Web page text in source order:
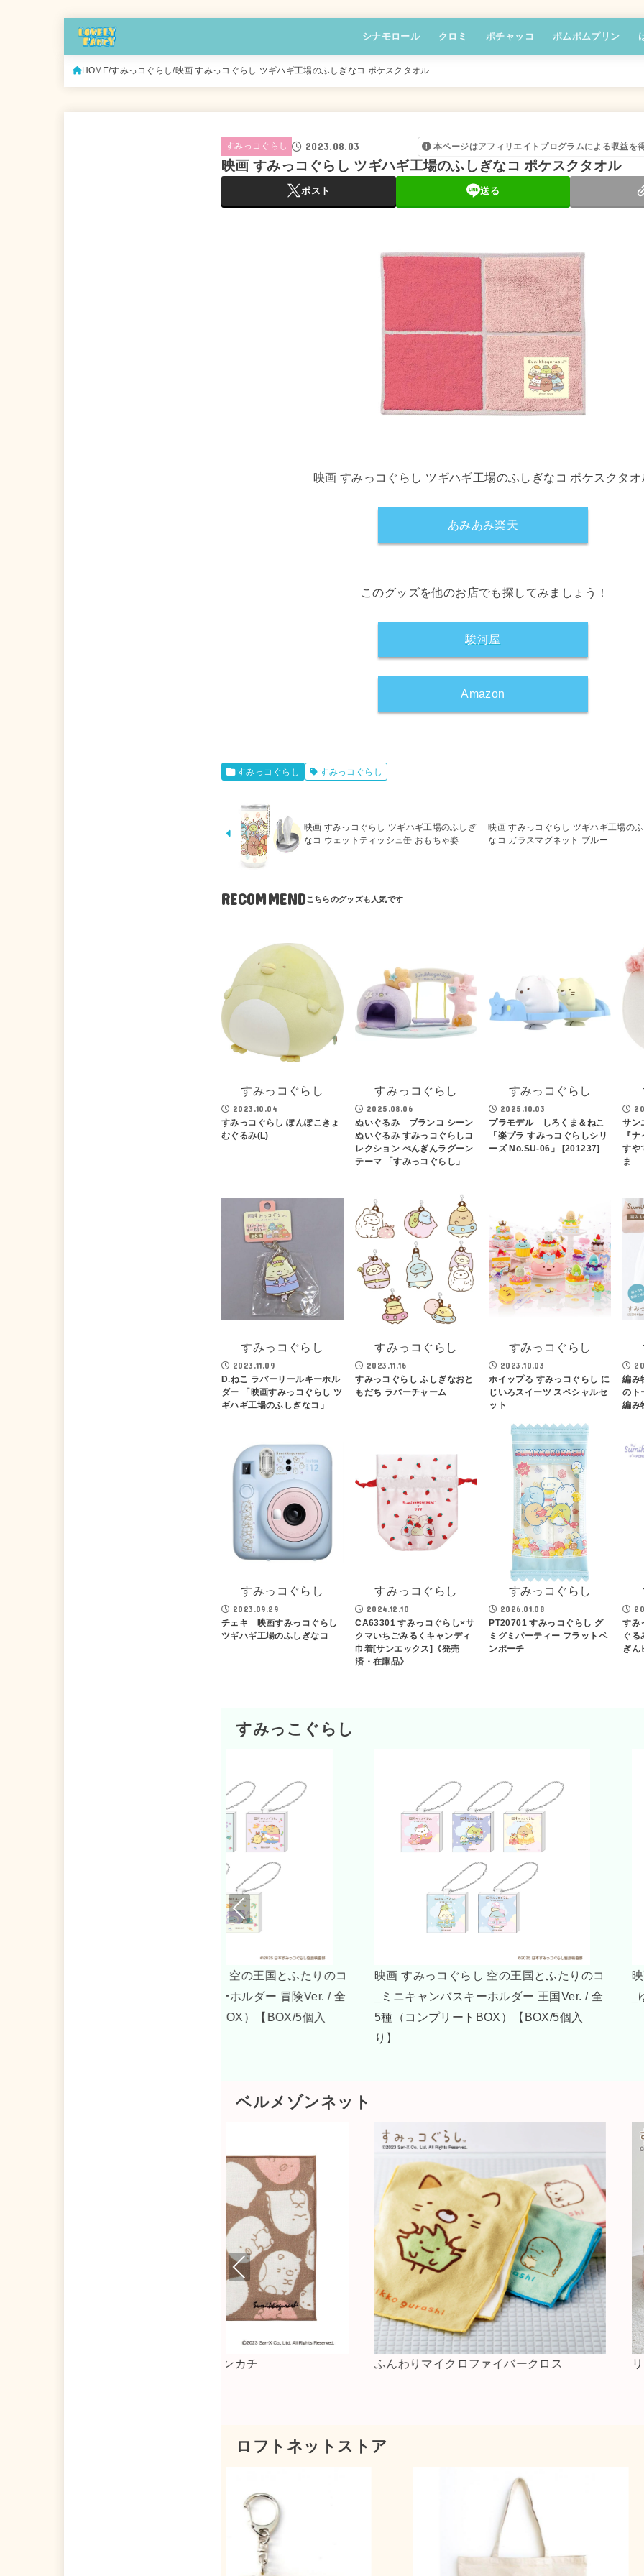
シナモロール クロミ ポチャッコ ポムポムプリン
HOME すみっコぐらし 映画 すみっコぐらし ツギハギ工場のふしぎなコ ポケスクタオル
すみっコぐらし 2023.08.03 本ページはアフィリエイトプログラムによる収益を
映画 すみっコぐらし ツギハギ工場のふしぎなコ ポケスクタオル
ポスト 送る
映画 すみっコぐらし ツギハギ工場のふしぎなコ ポケスクタオ
あみあみ楽天
このグッズを他のお店でも探してみましょう！
駿河屋
Amazon
すみっコぐらし すみっコぐらし
映画 すみっコぐらし ツギハギ工場のふしぎ
なコ ウェットティッシュ缶 おもちゃ姿
映画 すみっコぐらし ツギハギ工場の
なコ ガラスマグネット ブルー
RECOMMEND
すみっコぐらし
2023.10.04
すみっコぐらし ぽんぽこきょ
むぐるみ(L)
すみっコぐらし
2025.08.06
ぬいぐるみ ブランコ シーン
ぬいぐるみ すみっコぐらしコ
レクション ぺんぎんラグーン
テーマ 「すみっコぐらし」
すみっコぐらし
2025.10.03
プラモデル しろくま＆ねこ
「楽プラ すみっコぐらしシリ
ーズ No.SU-06」 [201237]
サン
『
すや
ま
すみっコぐらし
2023.11.09
D.ねこ ラバーリールキーホル
ダー 「映画すみっコぐらし ツ
ギハギ工場のふしぎなコ」
すみっコぐらし
2023.11.16
すみっコぐらし ふしぎなおと
もだち ラバーチャーム
すみっコぐらし
2023.10.03
ホイップる すみっコぐらし に
じいろスイーツ スペシャルセ
ット
編み
のト
編み
すみっコぐらし
2023.09.29
チェキ 映画すみっコぐらし
ツギハギ工場のふしぎなコ
すみっコぐらし
2024.12.10
CA63301 すみっコぐらし×サ
クマいちごみるくキャンディ
巾着[サンエックス]《発売
済・在庫品》
すみっコぐらし
2026.01.08
PT20701 すみっコぐらし グ
ミグミパーティー フラットペ
ンポーチ
すみ
ぐる
ぎん
すみっこぐらし
映画 すみっコぐらし 空の王国とふたりのコ
_ゆらゆらベビーチェア / とんかつ
映画 すみっコぐらし 空の王
_ゆらゆらベビーチェア / え
ぽ
Pre
viou
ベルメゾンネット
ふんわりマイクロファイバークロス リクライニング付き座椅子 マイク
Pre
viou
s
ロフトネットストア